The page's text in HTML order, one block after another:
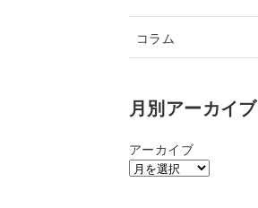
コラム
月別アーカイブ
アーカイブ